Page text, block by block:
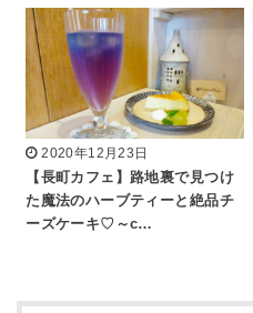
2020年12月23日
【長町カフェ】路地裏で見つけ
た魔法のハーブティーと絶品チ
ーズケーキ♡～c…